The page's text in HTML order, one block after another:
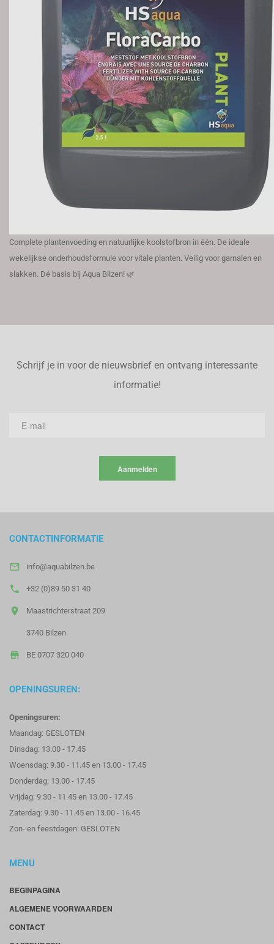
Complete plantenvoeding en natuurlijke koolstofbron in één. De ideale
wekelijkse onderhoudsformule voor vitale planten. Veilig voor garnalen en
slakken. Dé basis bij Aqua Bilzen! 🌿
Schrijf je in voor de nieuwsbrief en ontvang interessante
informatie!
Aanmelden
CONTACTINFORMATIE
 info@aquabilzen.be
 +32 (0)89 50 31 40
 Maastrichterstraat 209
3740 Bilzen
 BE 0707 320 040
OPENINGSUREN:
Openingsuren:
Maandag: GESLOTEN
Dinsdag: 13.00 - 17.45
Woensdag: 9.30 - 11.45 en 13.00 - 17.45
Donderdag: 13.00 - 17.45
Vrijdag: 9.30 - 11.45 en 13.00 - 17.45
Zaterdag: 9.30 - 11.45 en 13.00 - 16.45
Zon- en feestdagen: GESLOTEN
MENU
BEGINPAGINA
ALGEMENE VOORWAARDEN
CONTACT